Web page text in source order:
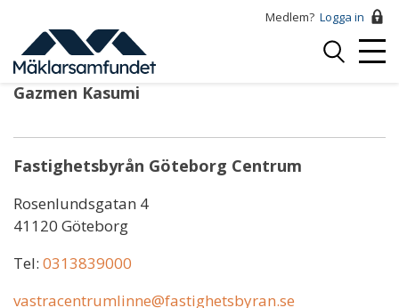
huvudinnehåll
Medlem? Logga in
Logga
Gazmen Kasumi
Fastighetsbyrån Göteborg Centrum
Rosenlundsgatan 4
41120 Göteborg
Tel: 0313839000
vastracentrumlinne@fastighetsbyran.se